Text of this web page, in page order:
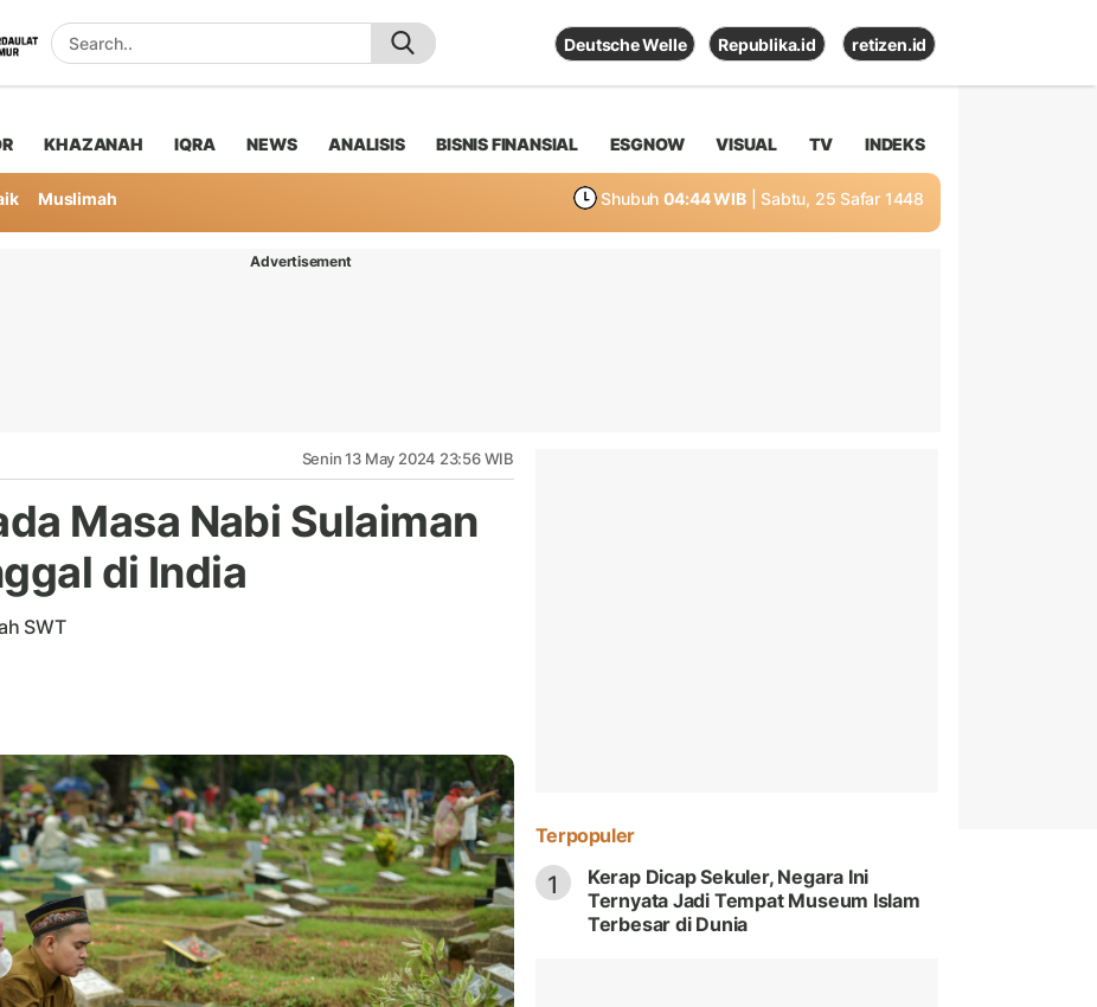
Deutsche Welle Republika.id retizen.id
KHAZANAH IQRA NEWS ANALISIS BISNIS FINANSIAL ESGNOW VISUAL TV INDEKS
Muslimah Shubuh 04:44 WIB | Sabtu, 25 Safar 1448
Advertisement
Senin 13 May 2024 23:56 WIB
Masa Nabi Sulaiman
di India
SWT
Terpopuler
1
Kerap Dicap Sekuler, Negara Ini
Ternyata Jadi Tempat Museum Islam
Terbesar di Dunia